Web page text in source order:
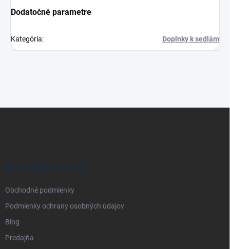
Dodatočné parametre
Kategória: Doplnky k sedlám
INFORMÁCIE PRE VÁS
Obchodné podmienky
Podmienky ochrany osobných údajov
Blog
Predajňa